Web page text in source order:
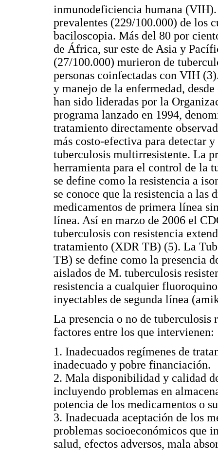
inmunodeficiencia humana
prevalentes (229/100.000) de los
baciloscopia. Más del 80 por
de África, sur este de Asia y
(27/100.000) murieron de
personas coinfectadas con VIH
y manejo de la enfermedad,
han sido lideradas por la
programa lanzado en 1994,
tratamiento directamente
más costo-efectiva para detectar
tuberculosis multirresistente. La
herramienta para el control de la
se define como la resistencia a
se conoce que la resistencia a las
medicamentos de primera línea
línea. Así en marzo de 2006 el
tuberculosis con resistencia
tratamiento (XDR TB) (5). La
TB) se define como la presencia
aislados de M. tuberculosis
resistencia a cualquier
inyectables de segunda línea
La presencia o no de tuberculosis
factores entre los que intervienen:
1. Inadecuados regímenes de
inadecuado y pobre financiación.
2. Mala disponibilidad y calidad
incluyendo problemas en
potencia de los medicamentos o
3. Inadecuada aceptación de los
problemas socioeconómicos que
salud, efectos adversos, mala